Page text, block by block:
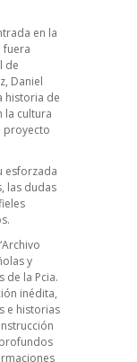
en la
fuera
de
Daniel
historia de
la cultura
proyecto
esforzada
las dudas
y
de la Pcia.
inédita,
e historias